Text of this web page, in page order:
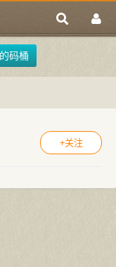
码桶
+关注